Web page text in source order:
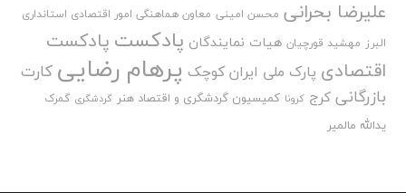
علیرضا بحرانی محسن امینی معاون هماهنگی امور اقتصادی استانداری
البرز مهشید قورچیان هیات نمایندگان پادکست پادکست
اقتصادی پارک ملی ایران کوچک پرهام رضایی کارت
بازرگانی کرج کرونا کمیسیون گردشگری و اقتصاد هنر گردشگری گمرک
یدالله مالمیر